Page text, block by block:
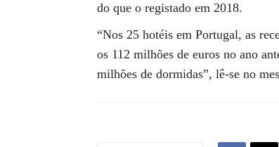
do que o registado em 2018.
“Nos 25 hotéis em Portugal, as
os 112 milhões de euros no ano
milhões de dormidas”, lê-se no